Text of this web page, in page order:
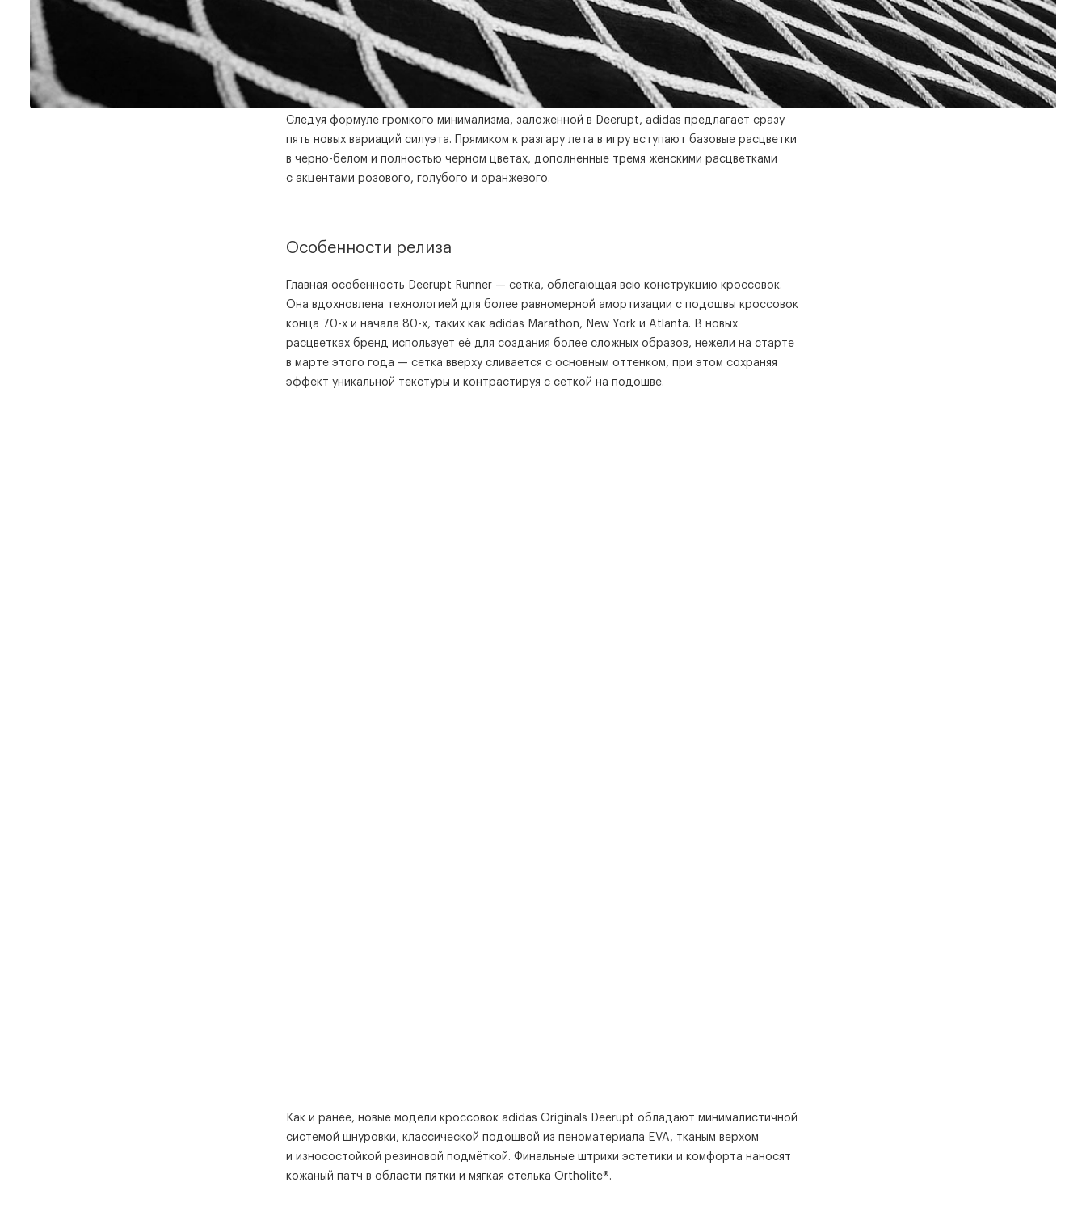
Следуя формуле громкого минимализма, заложенной в Deerupt, adidas предлагает сразу
пять новых вариаций силуэта. Прямиком к разгару лета в игру вступают базовые расцветки
в чёрно-белом и полностью чёрном цветах, дополненные тремя женскими расцветками
с акцентами розового, голубого и оранжевого.
Особенности релиза
Главная особенность Deerupt Runner — сетка, облегающая всю конструкцию кроссовок.
Она вдохновлена технологией для более равномерной амортизации с подошвы кроссовок
конца 70-х и начала 80-х, таких как adidas Marathon, New York и Atlanta. В новых
расцветках бренд использует её для создания более сложных образов, нежели на старте
в марте этого года — сетка вверху сливается с основным оттенком, при этом сохраняя
эффект уникальной текстуры и контрастируя с сеткой на подошве.
Как и ранее, новые модели кроссовок adidas Originals Deerupt обладают минималистичной
системой шнуровки, классической подошвой из пеноматериала EVA, тканым верхом
и износостойкой резиновой подмёткой. Финальные штрихи эстетики и комфорта наносят
кожаный патч в области пятки и мягкая стелька Ortholite®.